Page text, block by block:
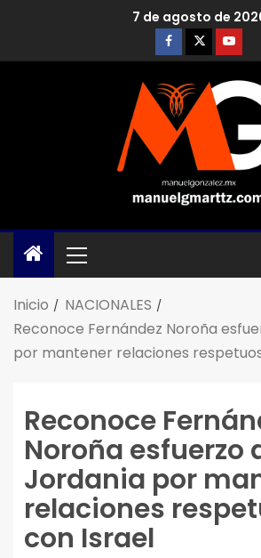
7 de agosto de
Inicio
NACIONALES
Reconoce Fernández Noroña
por mantener relaciones
Reconoce
Noroña esfuerzo
Jordania por
relaciones
con Israel